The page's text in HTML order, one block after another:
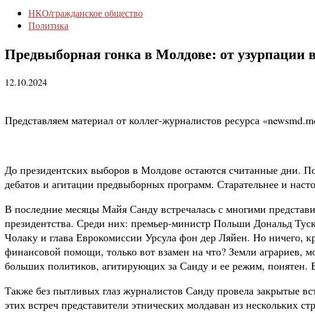
НКО/гражданское общество
Политика
Предвыборная гонка в Молдове: от
12.10.2024
Представляем материал от коллег-журналистов ресурса
До президентских выборов в Молдове остаются считанные дни.
дебатов и агитации предвыборных программ. Старательнее и
В последние месяцы Майя Санду встречалась с многими
президентства. Среди них: премьер-министр Польши Дональд
Чолаку и глава Еврокомиссии Урсула фон дер Ляйен. Но
финансовой помощи, только вот взамен на что? Земли аграриев,
больших политиков, агитирующих за Санду и ее режим, понятен.
Также без пытливых глаз журналистов Санду провела закрытые
этих встреч представители этнических молдаван из